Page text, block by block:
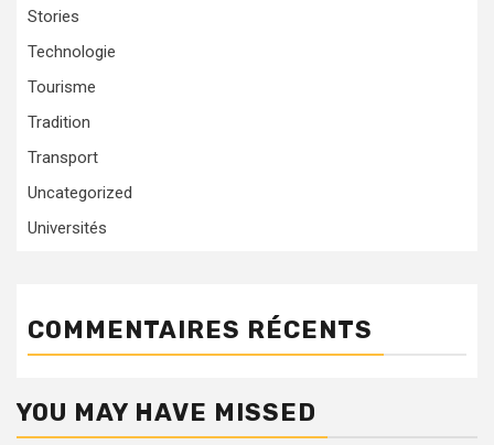
Stories
Technologie
Tourisme
Tradition
Transport
Uncategorized
Universités
COMMENTAIRES RÉCENTS
YOU MAY HAVE MISSED